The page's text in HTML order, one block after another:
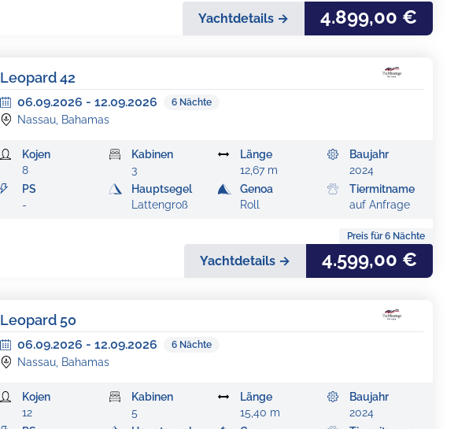
Yachtdetails → 4.899,00 €
Leopard 42
06.09.2026 - 12.09.2026 6 Nächte
Nassau, Bahamas
Kojen
8
Kabinen
3
Länge
12,67 m
Baujahr
2024
PS
-
Hauptsegel
Lattengroß
Genoa
Roll
Tiermitname
auf Anfrage
Preis für 6 Nächte
Yachtdetails → 4.599,00 €
Leopard 50
06.09.2026 - 12.09.2026 6 Nächte
Nassau, Bahamas
Kojen
12
Kabinen
5
Länge
15,40 m
Baujahr
2024